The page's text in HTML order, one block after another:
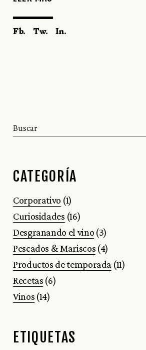
Fb. Tw. In.
Search
CATEGORÍA
Corporativo (1)
Curiosidades (16)
Desgranando el vino (3)
Pescados & Mariscos (4)
Productos de temporada (11)
Recetas (6)
Vinos (14)
ETIQUETAS